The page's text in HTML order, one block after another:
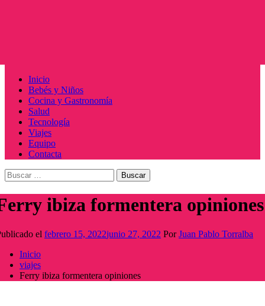
Menú
principal
Inicio
Bebés y Niños
Cocina y Gastronomía
Salud
Tecnología
Viajes
Equipo
Contacta
Buscar:
ibiza formentera opiniones
el febrero 15, 2022junio 27, 2022 PorJuan Pablo Torralba
Inicio
viajes
Ferry ibiza formentera opiniones